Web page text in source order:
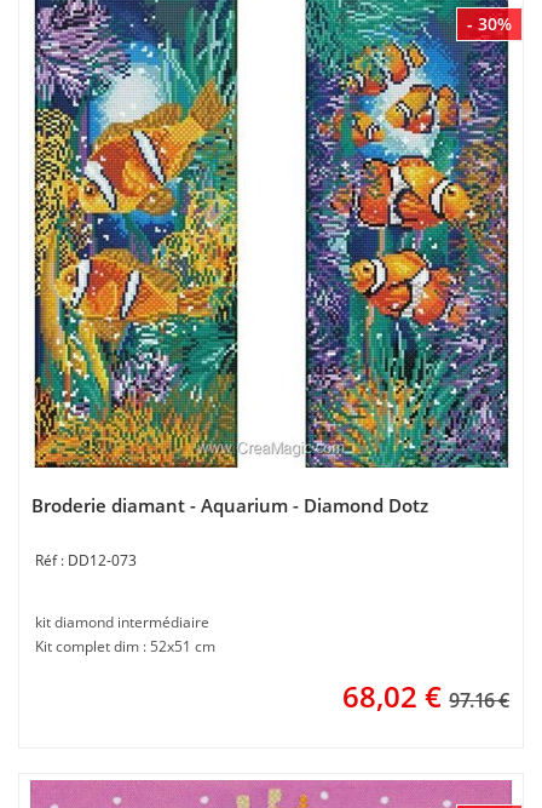
- 30%
Broderie diamant - Aquarium - Diamond Dotz
DD12-073
kit diamond intermédiaire
Kit complet dim : 52x51 cm
68,02 € 97.16 €